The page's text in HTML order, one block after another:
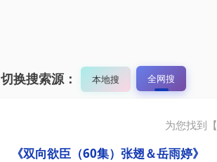
切换搜索源： 本地搜 全网搜
为您找到【
《双向欲臣（60集）张翅＆岳雨婷》